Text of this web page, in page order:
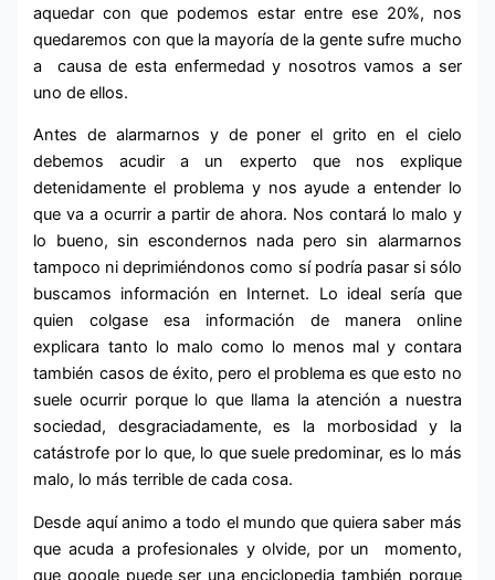
aquedar con que podemos estar entre ese 20%, nos
quedaremos con que la mayoría de la gente sufre mucho
a causa de esta enfermedad y nosotros vamos a ser
uno de ellos.
Antes de alarmarnos y de poner el grito en el cielo
debemos acudir a un experto que nos explique
detenidamente el problema y nos ayude a entender lo
que va a ocurrir a partir de ahora. Nos contará lo malo y
lo bueno, sin escondernos nada pero sin alarmarnos
tampoco ni deprimiéndonos como sí podría pasar si sólo
buscamos información en Internet. Lo ideal sería que
quien colgase esa información de manera online
explicara tanto lo malo como lo menos mal y contara
también casos de éxito, pero el problema es que esto no
suele ocurrir porque lo que llama la atención a nuestra
sociedad, desgraciadamente, es la morbosidad y la
catástrofe por lo que, lo que suele predominar, es lo más
malo, lo más terrible de cada cosa.
Desde aquí animo a todo el mundo que quiera saber más
que acuda a profesionales y olvide, por un momento,
que google puede ser una enciclopedia también porque